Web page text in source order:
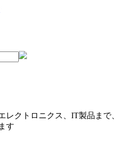
レクトロニクス、IT製品まで、
す